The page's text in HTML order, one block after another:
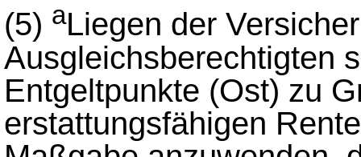
(5) aLiegen der
Ausgleichsberechtigten
Entgeltpunkte (Ost) zu
erstattungsfähigen